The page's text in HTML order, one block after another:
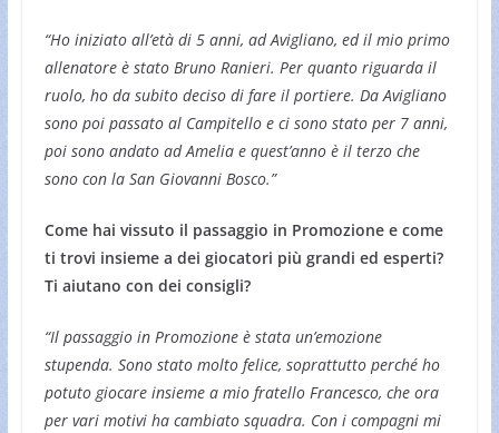
“Ho iniziato all’età di 5 anni, ad Avigliano, ed il mio primo
allenatore è stato Bruno Ranieri. Per quanto riguarda il
ruolo, ho da subito deciso di fare il portiere. Da Avigliano
sono poi passato al Campitello e ci sono stato per 7 anni,
poi sono andato ad Amelia e quest’anno è il terzo che
sono con la San Giovanni Bosco.”
Come hai vissuto il passaggio in Promozione e come
ti trovi insieme a dei giocatori più grandi ed esperti?
Ti aiutano con dei consigli?
“Il passaggio in Promozione è stata un’emozione
stupenda. Sono stato molto felice, soprattutto perché ho
potuto giocare insieme a mio fratello Francesco, che ora
per vari motivi ha cambiato squadra. Con i compagni mi